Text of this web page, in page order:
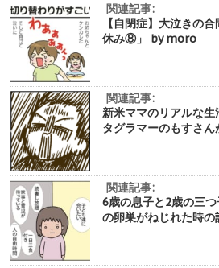
関連記事:
【自閉症】大泣きの
休み⑧」 by moro
関連記事:
新米ママのリアルな
タグラマーのもすさん
関連記事:
6歳の息子と2歳の三
の卵巣がねじれた時